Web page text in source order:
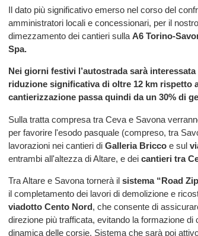
Il dato più significativo emerso nel corso del
amministratori locali e concessionari, per il
dimezzamento dei cantieri sulla A6 Torino-
Spa.
Nei giorni festivi l’autostrada sarà
riduzione significativa di oltre 12 km rispetto
cantierizzazione passa quindi da un 30% di
Sulla tratta compresa tra Ceva e Savona
per favorire l'esodo pasquale (compreso, tra
lavorazioni nei cantieri di Galleria Bricco e sul
entrambi all'altezza di Altare, e dei cantieri tra
Tra Altare e Savona tornerà il sistema “Road
il completamento dei lavori di demolizione e
viadotto Cento Nord, che consente di
direzione più trafficata, evitando la formazione di
dinamica delle corsie. Sistema che sarà poi